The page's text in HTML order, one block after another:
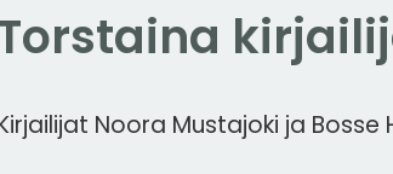
Noora Mustajoki ja Bosse